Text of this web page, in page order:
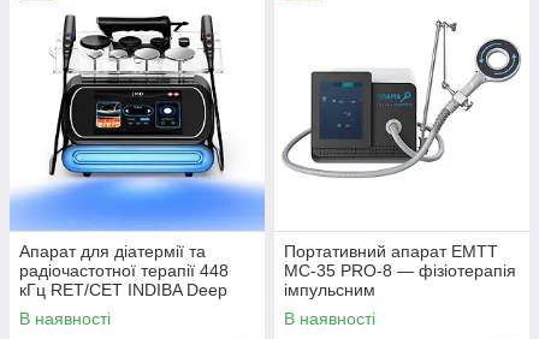
Апарат для діатермії та
радіочастотної терапії 448
кГц RET/CET INDIBA Deep
Care — підтяжка, схуднення,
зняття болю
В наявності
Портативний апарат ЕМТТ
МС-35 PRO-8 — фізіотерапія
імпульсним
електромагнітним полем для
відновлення суглобів і тканин
В наявності